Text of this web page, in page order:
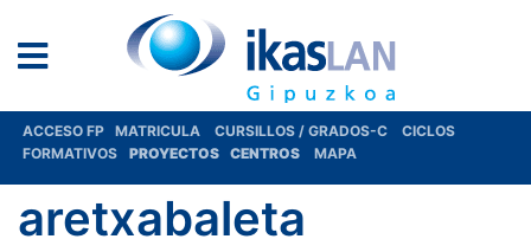
ACCESO FP MATRICULA CURSILLOS / GRADOS-C
CICLOS
FORMATIVOS
PROYECTOS CENTROS MAPA
aretxabaleta